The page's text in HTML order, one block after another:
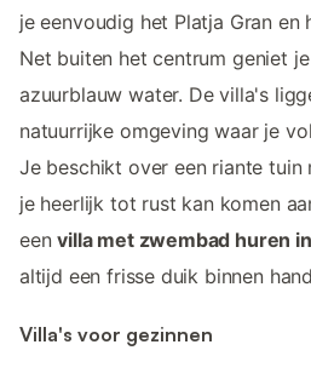
je eenvoudig het Platja Gran en
Net buiten het centrum geniet
azuurblauw water. De villa's
natuurrijke omgeving waar je
Je beschikt over een riante
je heerlijk tot rust kan komen
eenvilla met zwembad huren
altijd een frisse duik binnen
Villa's voor gezinnen